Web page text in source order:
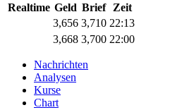
Realtime Geld Brief
Zeit
3,656 3,710 22:13
3,668 3,700 22:00
Nachrichten
Analysen
Kurse
Chart